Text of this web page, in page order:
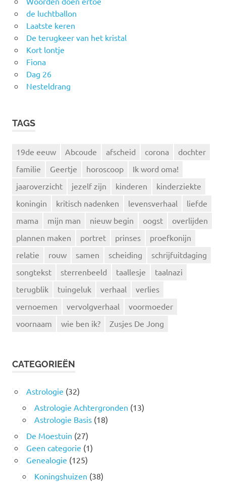
de luchtballon
Laatste keren
De terugkeer van het kristal
Kort lontje
Fiona
Dag 26
Nesteldrang
TAGS
19de eeuw Abcoude afscheid corona
dochter
familie
Geertje horoscoop
Ik word oma!
jaaroverzicht
jezelf zijn kinderen
kinderziekte
koningin
kritisch nadenken levensverhaal
liefde
mama
mijn man nieuw begin oogst
overlijden
plannen maken
portret prinses
proefkonijn
relatie
rouw samen scheiding
schrijfuitdaging
songtekst
sterrenbeeld taallesje
taalnazi
terugblik
tuingeluk verhaal
verlies
vernoemen
vervolgverhaal
voormoeder
voornaam
wie ben ik? Zusjes De Jong
CATEGORIEËN
Astrologie (32)
Astrologie Achtergronden (13)
Astrologie Basis(18)
De Moestuin (27)
Geen categorie (1)
Genealogie (125)
Koningshuizen (38)